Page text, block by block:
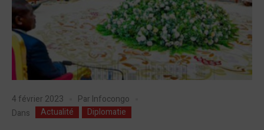
4 février 2023 Par Infocongo
Dans
Actualité Diplomatie